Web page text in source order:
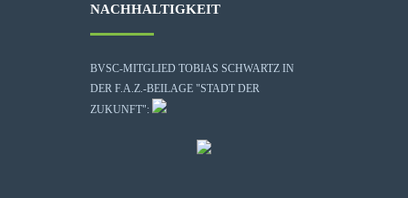
NACHHALTIGKEIT
BVSC-MITGLIED TOBIAS SCHWARTZ IN
DER F.A.Z.-BEILAGE "STADT DER
ZUKUNFT":